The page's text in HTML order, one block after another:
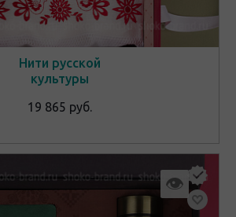
Нити русской
культуры
19 865 руб.
👁